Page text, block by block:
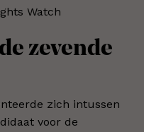
Watch
zevende
zich intussen
voor de